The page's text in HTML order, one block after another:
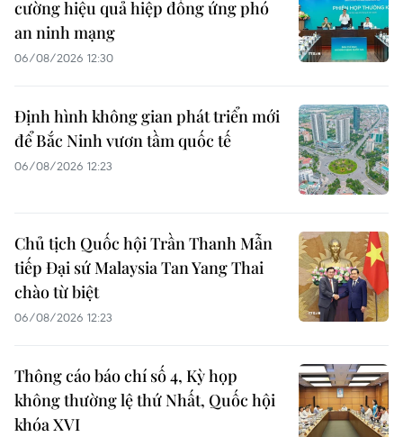
cường hiệu quả hiệp đồng ứng phó
an ninh mạng
06/08/2026 12:30
Định hình không gian phát triển mới
để Bắc Ninh vươn tầm quốc tế
06/08/2026 12:23
Chủ tịch Quốc hội Trần Thanh Mẫn
tiếp Đại sứ Malaysia Tan Yang Thai
chào từ biệt
06/08/2026 12:23
Thông cáo báo chí số 4, Kỳ họp
không thường lệ thứ Nhất, Quốc hội
khóa XVI